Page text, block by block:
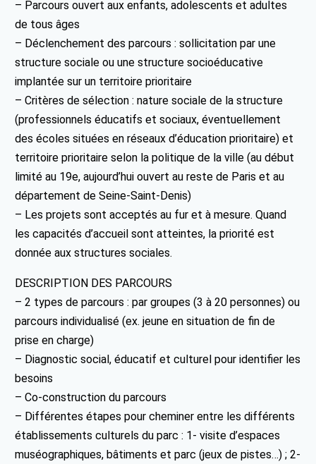
– Parcours ouvert aux enfants, adolescents et adultes
de tous âges
– Déclenchement des parcours : sollicitation par une
structure sociale ou une structure socioéducative
implantée sur un territoire prioritaire
– Critères de sélection : nature sociale de la structure
(professionnels éducatifs et sociaux, éventuellement
des écoles situées en réseaux d’éducation prioritaire) et
territoire prioritaire selon la politique de la ville (au début
limité au 19e, aujourd’hui ouvert au reste de Paris et au
département de Seine-Saint-Denis)
– Les projets sont acceptés au fur et à mesure. Quand
les capacités d’accueil sont atteintes, la priorité est
donnée aux structures sociales.
DESCRIPTION DES PARCOURS
– 2 types de parcours : par groupes (3 à 20 personnes) ou
parcours individualisé (ex. jeune en situation de fin de
prise en charge)
– Diagnostic social, éducatif et culturel pour identifier les
besoins
– Co-construction du parcours
– Différentes étapes pour cheminer entre les différents
établissements culturels du parc : 1- visite d’espaces
muséographiques, bâtiments et parc (jeux de pistes…) ; 2-